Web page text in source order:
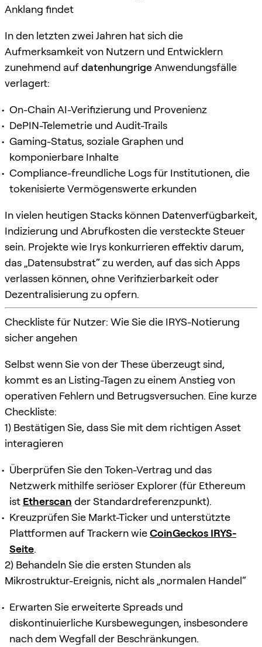
Anklang findet
In den letzten zwei Jahren hat sich die
Aufmerksamkeit von Nutzern und Entwicklern
zunehmend aufdatenhungrigeAnwendungsfälle
verlagert:
On-Chain AI-Verifizierung und Provenienz
DePIN-Telemetrie und Audit-Trails
Gaming-Status, soziale Graphen und
komponierbare Inhalte
Compliance-freundliche Logs für Institutionen, die
tokenisierte Vermögenswerte erkunden
In vielen heutigen Stacks können Datenverfügbarkeit,
Indizierung und Abrufkosten die versteckte Steuer
sein. Projekte wie Irys konkurrieren effektiv darum,
das „Datensubstrat“ zu werden, auf das sich Apps
verlassen können, ohne Verifizierbarkeit oder
Dezentralisierung zu opfern.
Checkliste für Nutzer: Wie Sie die IRYS-Notierung
sicher angehen
Selbst wenn Sie von der These überzeugt sind,
kommt es an Listing-Tagen zu einem Anstieg von
operativen Fehlern und Betrugsversuchen. Eine kurze
Checkliste:
1) Bestätigen Sie, dass Sie mit dem richtigen Asset
interagieren
Überprüfen Sie den Token-Vertrag und das
Netzwerk mithilfe seriöser Explorer (für Ethereum
ist Etherscan der Standardreferenzpunkt).
Kreuzprüfen Sie Markt-Ticker und unterstützte
Plattformen auf Trackern wieCoinGeckos IRYS-
Seite.
2) Behandeln Sie die ersten Stunden als
Mikrostruktur-Ereignis, nicht als „normalen Handel“
Erwarten Sie erweiterte Spreads und
diskontinuierliche Kursbewegungen, insbesondere
nach dem Wegfall der Beschränkungen.